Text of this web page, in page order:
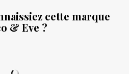
cette marque
& Eve ?